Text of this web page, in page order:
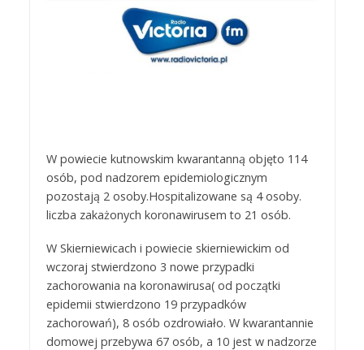
W powiecie kutnowskim kwarantanną objęto 114
osób, pod nadzorem epidemiologicznym
pozostają 2 osoby.Hospitalizowane są 4 osoby.
liczba zakażonych koronawirusem to 21 osób.
W Skierniewicach i powiecie skierniewickim od
wczoraj stwierdzono 3 nowe przypadki
zachorowania na koronawirusa( od początki
epidemii stwierdzono 19 przypadków
zachorowań), 8 osób ozdrowiało. W kwarantannie
domowej przebywa 67 osób, a 10 jest w nadzorze